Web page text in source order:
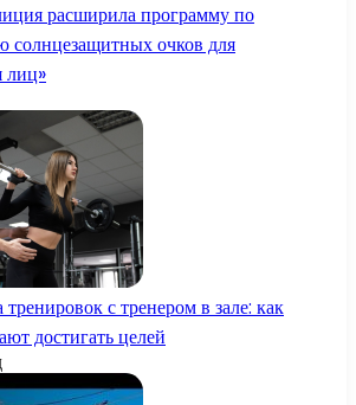
расширила программу по
солнцезащитных очков для
лиц»
с тренером в зале: как
достигать целей